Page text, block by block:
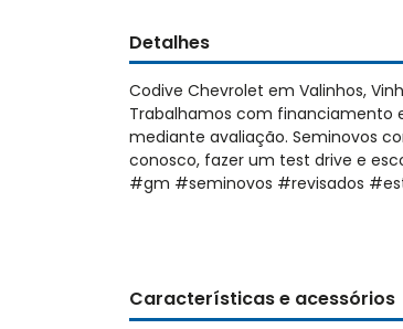
Detalhes
Codive Chevrolet em Valinhos,
Trabalhamos com financiamento
mediante avaliação. Seminovos
conosco, fazer um test drive e
#gm #seminovos #revisados
Características e acessórios